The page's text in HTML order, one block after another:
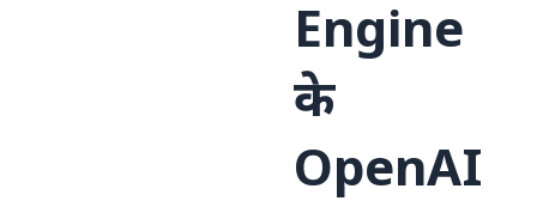
Engine
के
OpenAI